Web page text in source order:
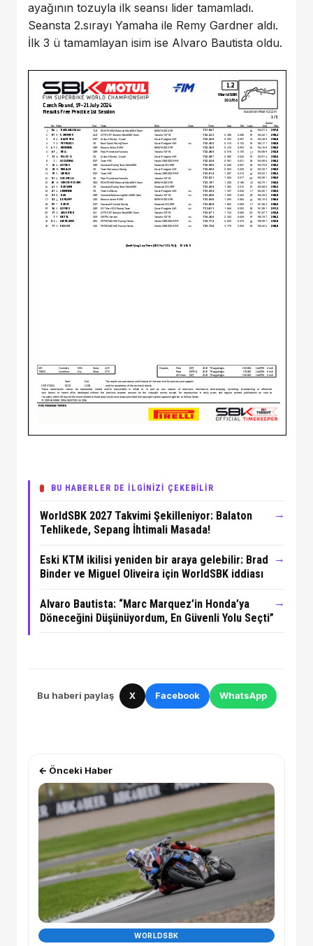
ayağının tozuyla ilk seansı lider tamamladı.
Seansta 2.sırayı Yamaha ile Remy Gardner aldı.
İlk 3 ü tamamlayan isim ise Alvaro Bautista oldu.
BU HABERLER DE İLGİNİZİ ÇEKEBİLİR
WorldSBK 2027 Takvimi Şekilleniyor: Balaton
Tehlikede, Sepang İhtimali Masada!
→
Eski KTM ikilisi yeniden bir araya gelebilir: Brad
Binder ve Miguel Oliveira için WorldSBK iddiası
→
Alvaro Bautista: “Marc Marquez’in Honda’ya
Döneceğini Düşünüyordum, En Güvenli Yolu Seçti”
→
Bu haberi paylaş X Facebook WhatsApp
← Önceki Haber
WORLDSBK